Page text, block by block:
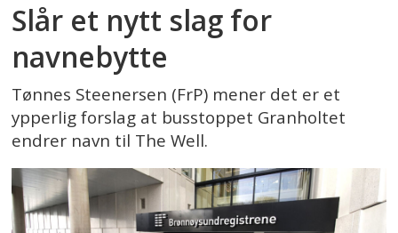
Slår et nytt slag for
navnebytte
Tønnes Steenersen (FrP) mener det er et
ypperlig forslag at busstoppet Granholtet
endrer navn til The Well.